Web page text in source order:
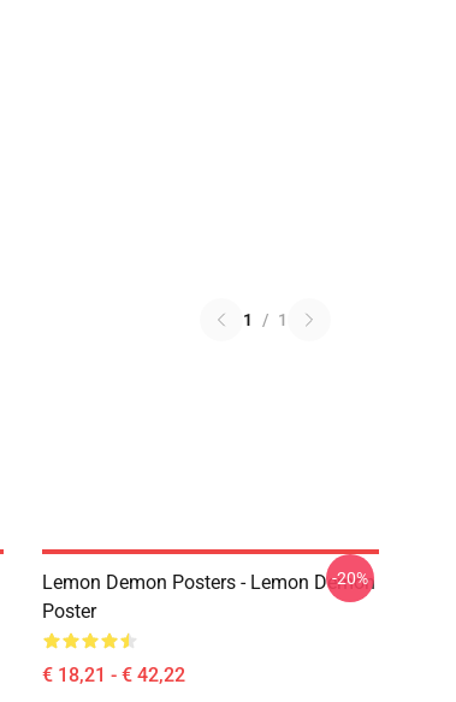
1 / 1
Lemon Demon Posters - Lemon Demon
Poster
€ 18,21 - € 42,22
-20%